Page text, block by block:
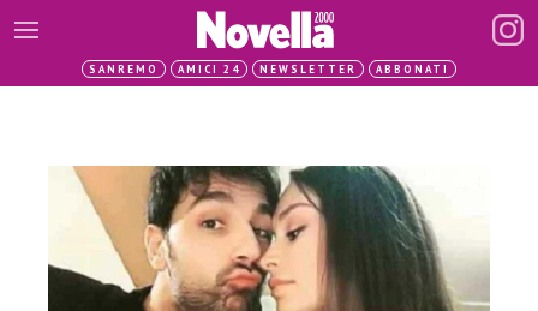
SANREMO AMICI 24 NEWSLETTER ABBONATI